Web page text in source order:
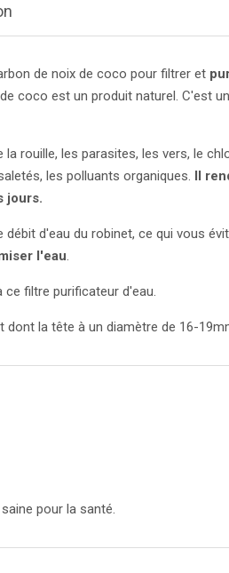
de noix de coco pour filtrer et
coco est un produit naturel. C'est
rouille, les parasites, les vers, le
les polluants organiques. Il
jours.
débit d'eau du robinet, ce qui vous
l'eau.
ce filtre purificateur d'eau.
dont la tête à un diamètre de 16-
pour la santé.